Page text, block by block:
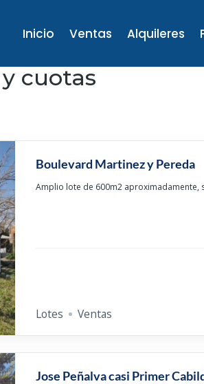
Inicio Ventas Alquileres
cuotas
Boulevard Martinez y Pereda
Amplio lote de 600m2 aproximadamente,
Lotes Ventas
Jose Peñalva casi Primer